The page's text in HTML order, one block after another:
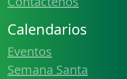
Calendarios
Eventos
Semana Santa